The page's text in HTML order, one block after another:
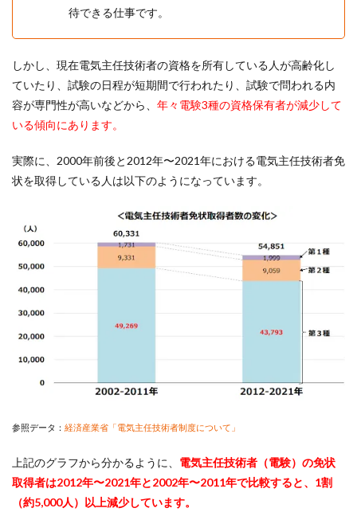
待できる仕事です。
しかし、現在電気主任技術者の資格を所有している人が高齢化し
ていたり、試験の日程が短期間で行われたり、試験で問われる内
容が専門性が高いなどから、 年々電験3種の資格保有者が減少して
いる傾向にあります。
実際に、2000年前後と2012年〜2021年における電気主任技術者免
状を取得している人は以下のようになっています。
参照データ： 経済産業省「電気主任技術者制度について」
上記のグラフから分かるように、 電気主任技術者（電験）の免状
取得者は2012年〜2021年と2002年〜2011年で比較すると、1割
（約5,000人）以上減少しています。